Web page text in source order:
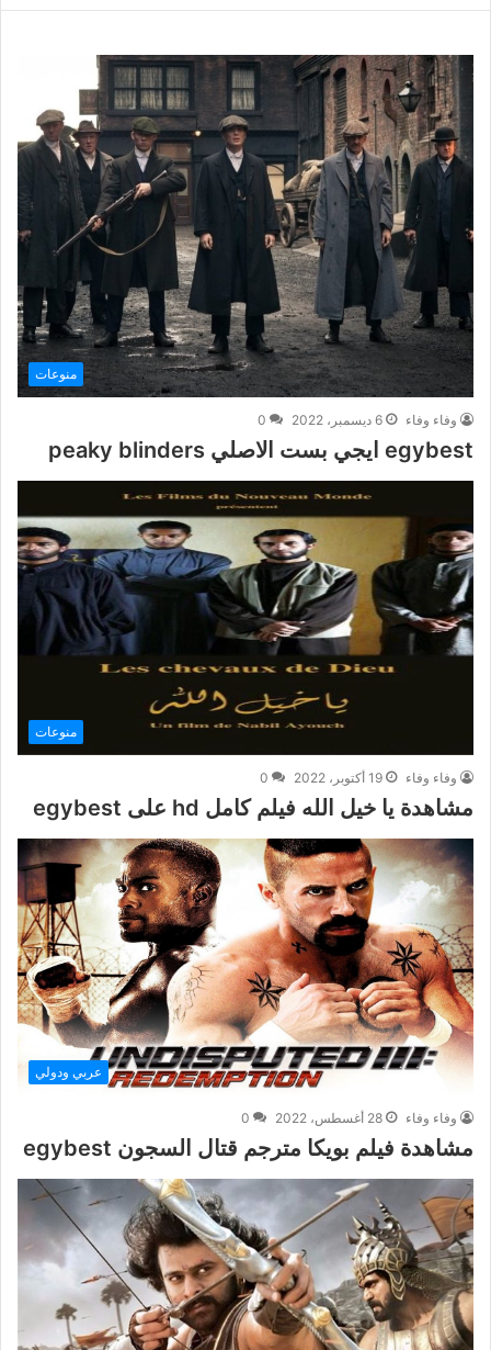
منوعات
وفاء وفاء 6 ديسمبر، 2022 0
egybest ايجي بست الاصلي peaky blinders
منوعات
وفاء وفاء 19 أكتوبر، 2022 0
مشاهدة يا خيل الله فيلم كامل hd على egybest
عربي ودولي
وفاء وفاء 28 أغسطس، 2022 0
مشاهدة فيلم بويكا مترجم قتال السجون egybest